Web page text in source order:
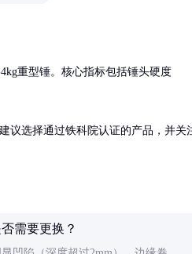
重型锤。核心指标包括锤头硬度
议选择通过铁科院认证的产品，并关
需要更换？